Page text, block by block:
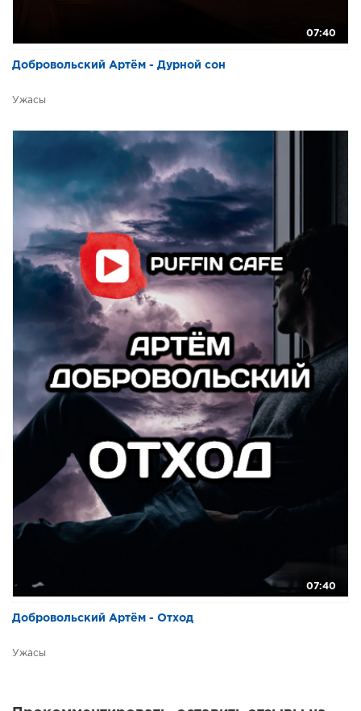
07:40
Добровольский Артём - Дурной сон
Ужасы
07:40
Добровольский Артём - Отход
Ужасы